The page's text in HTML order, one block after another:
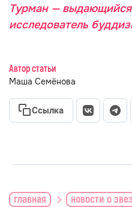
Турман —
исследователь
Автор статьи
Маша Семёнова
Ссылка
главная новости о